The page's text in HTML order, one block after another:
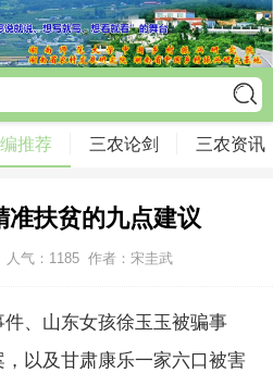
推荐 三农论剑 三农资讯
准扶贫的九点建议
人气： 1185 作者：宋圭武
、山东女孩徐玉玉被骗事
以及甘肃康乐一家六口被害